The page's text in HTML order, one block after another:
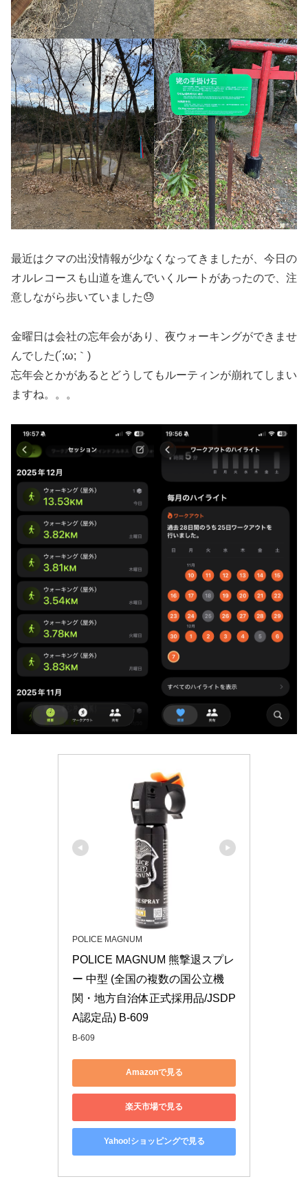
最近はクマの出没情報が少なくなってきましたが、今日の
オルレコースも山道を進んでいくルートがあったので、注
意しながら歩いていました😓
金曜日は会社の忘年会があり、夜ウォーキングができませ
んでした(´;ω;｀)
忘年会とかがあるとどうしてもルーティンが崩れてしまい
ますね。。。
POLICE MAGNUM
POLICE MAGNUM 熊撃退スプレ
ー 中型 (全国の複数の国公立機
関・地方自治体正式採用品/JSDP
A認定品) B-609
B-609
Amazonで見る
楽天市場で見る
Yahoo!ショッピングで見る